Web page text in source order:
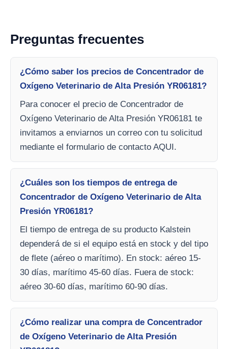
Preguntas frecuentes
¿Cómo saber los precios de Concentrador de
Oxígeno Veterinario de Alta Presión YR06181?
Para conocer el precio de Concentrador de
Oxígeno Veterinario de Alta Presión YR06181 te
invitamos a enviarnos un correo con tu solicitud
mediante el formulario de contacto AQUI.
¿Cuáles son los tiempos de entrega de
Concentrador de Oxígeno Veterinario de Alta
Presión YR06181?
El tiempo de entrega de su producto Kalstein
dependerá de si el equipo está en stock y del tipo
de flete (aéreo o marítimo). En stock: aéreo 15-
30 días, marítimo 45-60 días. Fuera de stock:
aéreo 30-60 días, marítimo 60-90 días.
¿Cómo realizar una compra de Concentrador
de Oxígeno Veterinario de Alta Presión